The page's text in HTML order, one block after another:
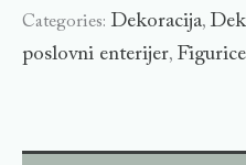
Categories: Dekoracija,
poslovni enterijer, Figurice